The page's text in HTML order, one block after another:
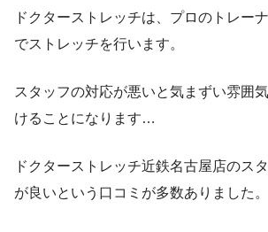
ドクターストレッチは、プロのトレー
でストレッチを行います。
スタッフの対応が悪いと気まずい雰囲
けることになります…
ドクターストレッチ近鉄名古屋店のス
が良いという口コミが多数ありました。